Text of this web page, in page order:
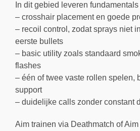
In dit gebied leveren
– crosshair placement en goede
– recoil control, zodat sprays niet
eerste bullets
– basic utility zoals standaard
flashes
– één of twee vaste rollen spelen,
support
– duidelijke calls zonder constant
Aim trainen via Deathmatch of